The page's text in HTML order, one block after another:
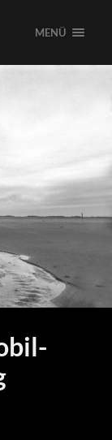
MENÜ